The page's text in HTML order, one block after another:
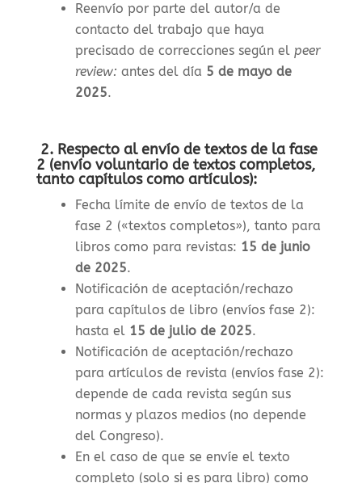
Reenvío por parte del autor/a de
contacto del trabajo que haya
precisado de correcciones según el peer
review: antes del día 5 de mayo de
2025.
2. Respecto al envío de textos de la fase
2 (envío voluntario de textos completos,
tanto capítulos como artículos):
Fecha límite de envío de textos de la
fase 2 («textos completos»), tanto para
libros como para revistas: 15 de junio
de 2025.
Notificación de aceptación/rechazo
para capítulos de libro (envíos fase 2):
hasta el 15 de julio de 2025.
Notificación de aceptación/rechazo
para artículos de revista (envíos fase 2):
depende de cada revista según sus
normas y plazos medios (no depende
del Congreso).
En el caso de que se envíe el texto
completo (solo si es para libro) como